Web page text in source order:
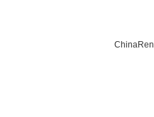
ChinaRen